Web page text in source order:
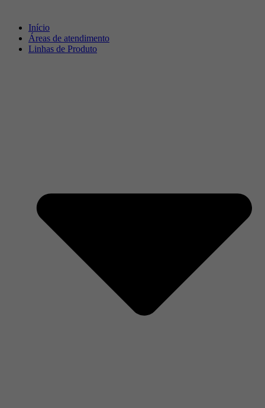
Início
Áreas de atendimento
Linhas de Produto